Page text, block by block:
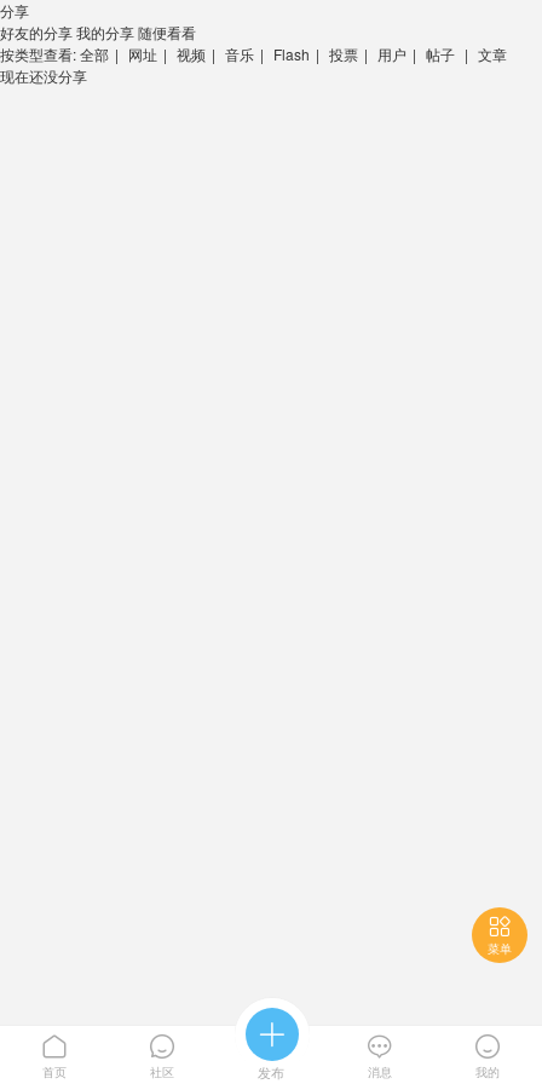
分享
好友的分享我的分享随便看看
按类型查看:全部 | 网址 | 视频 | 音乐 | Flash | 投票 | 用户 | 帖子 | 文章
现在还没分享

菜单

首页

社区

发布

消息

我的